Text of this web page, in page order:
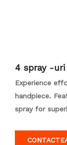
4 spray -uri
Experience
handpiece.
spray for
cutting work.